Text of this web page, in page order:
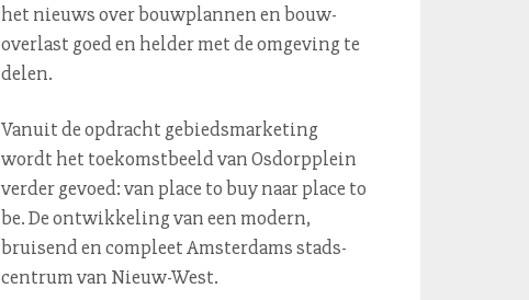
het nieuws over bouwplannen en bouw­
over­last goed en helder met de omgeving te
delen.
Vanuit de opdracht ge­bieds­mar­ke­ting
wordt het toe­komst­beeld van Osdorpplein
verder gevoed: van place to buy naar place to
be. De ont­wik­ke­ling van een modern,
bruisend en compleet Amsterdams stads­
cen­trum van Nieuw-West.